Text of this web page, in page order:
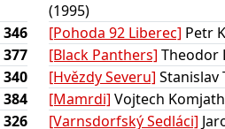
346
377
340
384
326
(1995)
[Pohoda 92 Liberec] Petr
[Black Panthers] Theodor
[Hvězdy Severu] Stanislav
[Mamrdi] Vojtech
[Varnsdorfský Sedláci]